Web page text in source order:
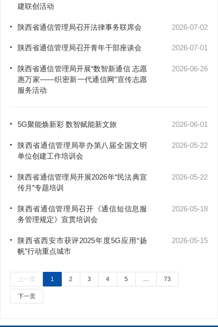
建联创活动
陕西省通信管理局召开法律事务联席会 2026-07-02
陕西省通信管理局召开青年干部座谈会 2026-07-01
陕西省通信管理局开展“数智新通信 志愿
惠万家——织密新一代通信网”宣传志愿
服务活动
2026-06-26
5G聚能焕新彩 数智赋能新文旅 2026-06-01
陕西省通信管理局举办第八届全国文明
单位创建工作培训会
2026-05-22
陕西省通信管理局开展2026年“民法典宣
传月”专题培训
2026-05-22
陕西省通信管理局召开《通信短信息服
务管理规定》宣贯培训会
2026-05-18
陕西省西安市获评2025年度5G应用“扬
帆”行动重点城市
2026-05-15
上一页 1 2 3 4 5 … 73
下一页